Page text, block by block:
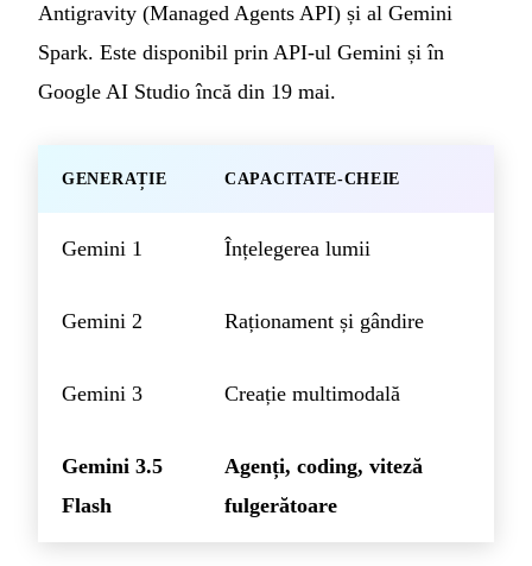
Antigravity (Managed Agents API) și al Gemini
Spark. Este disponibil prin API-ul Gemini și în
Google AI Studio încă din 19 mai.
GENERAȚIE CAPACITATE-CHEIE
Gemini 1 Înțelegerea lumii
Gemini 2 Raționament și gândire
Gemini 3 Creație multimodală
Gemini 3.5
Flash
Agenți, coding, viteză
fulgerătoare